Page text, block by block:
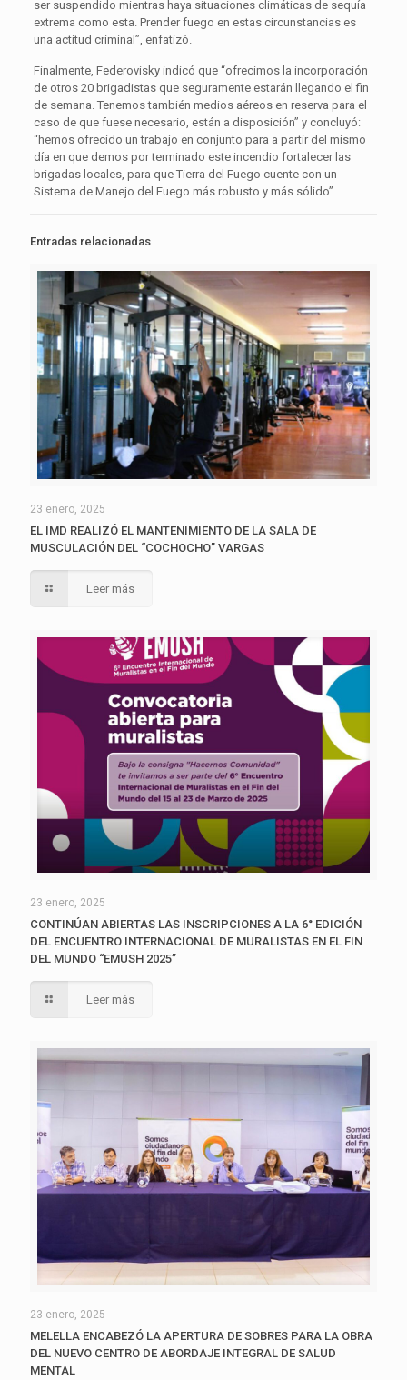
ser suspendido mientras haya situaciones climáticas de sequía
extrema como esta. Prender fuego en estas circunstancias es
una actitud criminal”, enfatizó.
Finalmente, Federovisky indicó que “ofrecimos la incorporación
de otros 20 brigadistas que seguramente estarán llegando el fin
de semana. Tenemos también medios aéreos en reserva para el
caso de que fuese necesario, están a disposición” y concluyó:
“hemos ofrecido un trabajo en conjunto para a partir del mismo
día en que demos por terminado este incendio fortalecer las
brigadas locales, para que Tierra del Fuego cuente con un
Sistema de Manejo del Fuego más robusto y más sólido”.
Entradas relacionadas
23 enero, 2025
EL IMD REALIZÓ EL MANTENIMIENTO DE LA SALA DE
MUSCULACIÓN DEL “COCHOCHO” VARGAS
Leer más
23 enero, 2025
CONTINÚAN ABIERTAS LAS INSCRIPCIONES A LA 6° EDICIÓN
DEL ENCUENTRO INTERNACIONAL DE MURALISTAS EN EL FIN
DEL MUNDO “EMUSH 2025”
Leer más
23 enero, 2025
MELELLA ENCABEZÓ LA APERTURA DE SOBRES PARA LA OBRA
DEL NUEVO CENTRO DE ABORDAJE INTEGRAL DE SALUD
MENTAL